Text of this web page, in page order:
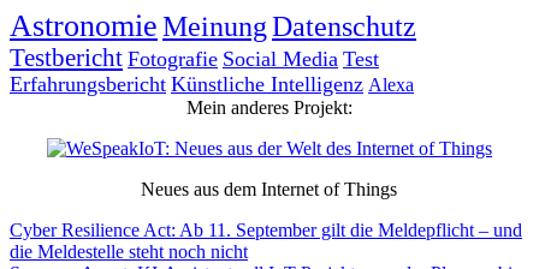
AstronomieMeinungDatenschutz
Testbericht Fotografie Social Media Test
Erfahrungsbericht Künstliche Intelligenz Alexa
Mein anderes Projekt:
Neues aus dem Internet of Things
Cyber Resilience Act: Ab 11. September gilt die Meldepflicht – und
die Meldestelle steht noch nicht